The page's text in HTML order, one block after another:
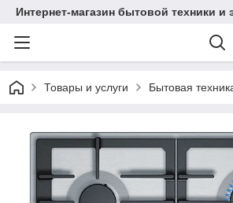
Интернет-магазин бытовой техники и
Товары и услуги Бытовая